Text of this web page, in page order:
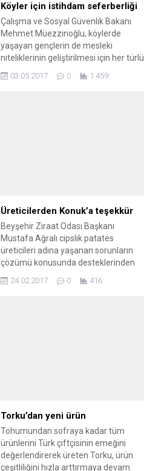
Köyler için istihdam seferberliği
Çalışma ve Sosyal Güvenlik Bakanı
Mehmet Müezzinoğlu, köylerde
yaşayan gençlerin de mesleki
niteliklerinin geliştirilmesi için her türlü
03.05.2017 0 1.459
Üreticilerden Konuk’a teşekkür
Beyşehir Ziraat Odası Başkanı
Mustafa Ağralı cipslik patates
üreticileri adına yaşanan sorunların
çözümü konusunda desteklerinden
24.02.2017 0 416
Torku’dan yeni ürün
Tohumundan sofraya kadar tüm
ürünlerini Türk çiftçisinin emeğini
değerlendirerek üreten Torku, ürün
çeşitliliğini hızla arttırmaya devam